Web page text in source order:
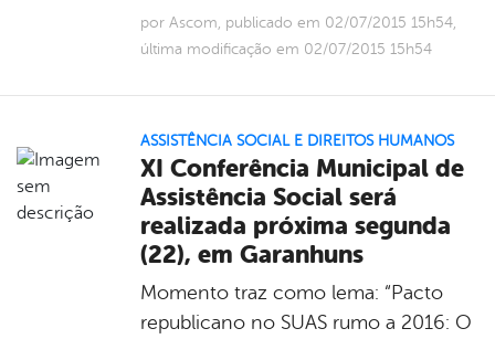
por Ascom, publicado em 02/07/2015 15h54,
última modificação em 02/07/2015 15h54
ASSISTÊNCIA SOCIAL E DIREITOS HUMANOS
XI Conferência Municipal de
Assistência Social será
realizada próxima segunda
(22), em Garanhuns
Momento traz como lema: “Pacto
republicano no SUAS rumo a 2016: O